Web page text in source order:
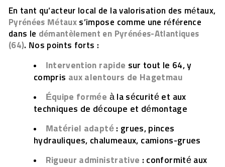
En tant qu’acteur local de la valorisation des métaux,
Pyrénées Métaux s’impose comme une référence
dans le démantèlement en Pyrénées-Atlantiques
(64). Nos points forts :
Intervention rapide sur tout le 64, y
compris aux alentours de Hagetmau
Équipe formée à la sécurité et aux
techniques de découpe et démontage
Matériel adapté: grues, pinces
hydrauliques, chalumeaux, camions-grues
Rigueur administrative : conformité aux